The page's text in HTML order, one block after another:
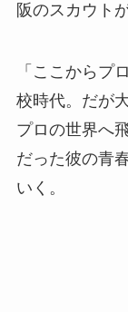
阪のスカウト
「ここからプ
校時代。だが
プロの世界へ
だった彼の青
いく。